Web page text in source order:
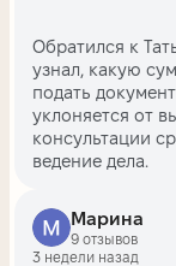
Обратился к
узнал, какую
подать
уклоняется от
консультации
ведение дела.
Марина
9 отзывов
3 недели назад